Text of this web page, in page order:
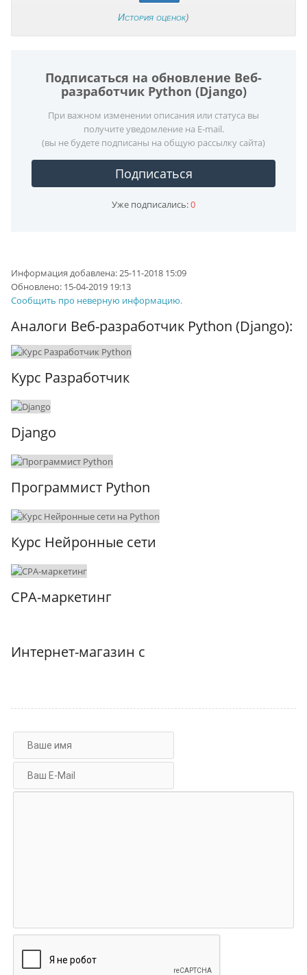
История оценок)
Подписаться на обновление Веб-
разработчик Python (Django)
При важном изменении описания или статуса вы
получите уведомление на E-mail.
(вы не будете подписаны на общую рассылку сайта)
Подписаться
Уже подписались:0
Информация добавлена:25-11-2018 15:09
Обновлено: 15-04-2019 19:13
Сообщить про неверную информацию.
Аналоги Веб-разработчик Python (Django):
Курс Разработчик
Django
Программист Python
Курс Нейронные сети
CPA-маркетинг
Интернет-магазин с